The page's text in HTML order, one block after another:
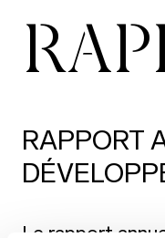
RAPPORT
Le rapport